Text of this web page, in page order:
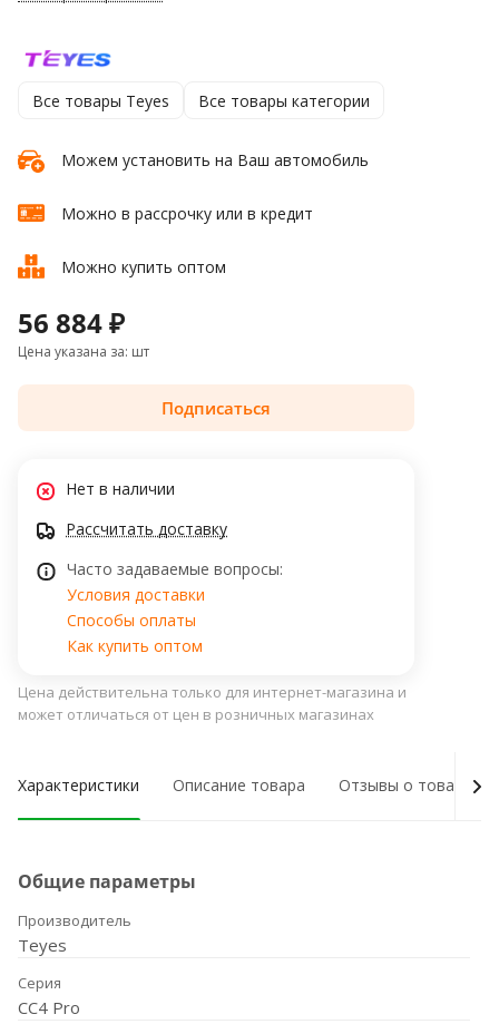
Все товары Teyes Все товары категории
Можем установить на Ваш автомобиль
Можно в рассрочку или в кредит
Можно купить оптом
56 884 ₽
Цена указана за: шт
Подписаться
Нет в наличии
Рассчитать доставку
Часто задаваемые вопросы:
Условия доставки
Способы оплаты
Как купить оптом
Цена действительна только для интернет-магазина и
может отличаться от цен в розничных магазинах
Характеристики Описание товара Отзывы о товаре
Общие параметры
Производитель
Teyes
Серия
CC4 Pro